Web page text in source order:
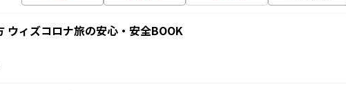
ウィズコロナ旅の安心・安全BOOK